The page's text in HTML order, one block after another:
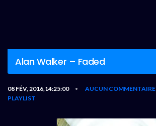
Alan Walker – Faded
08 FÉV, 2016,14:25:00 • AUCUN COMMENTAIRE
PLAYLIST